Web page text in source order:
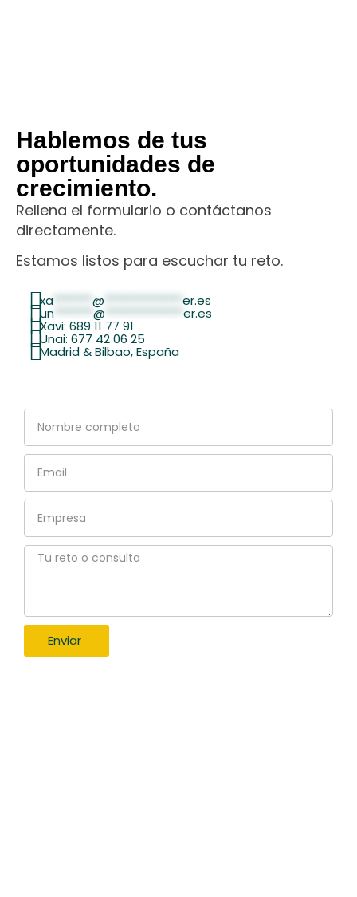
Hablemos de tus
oportunidades de
crecimiento.
Rellena el formulario o contáctanos
directamente.
Estamos listos para escuchar tu reto.
xa @ er.es
un ******* @ ************** er.es
Xavi: 689 11 77 91
Unai: 677 42 06 25
Madrid & Bilbao, España
completo
Enviar